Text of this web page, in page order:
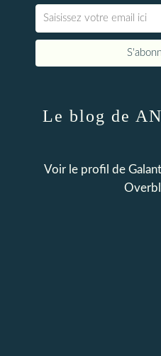
Le blog de
Voir le profil de